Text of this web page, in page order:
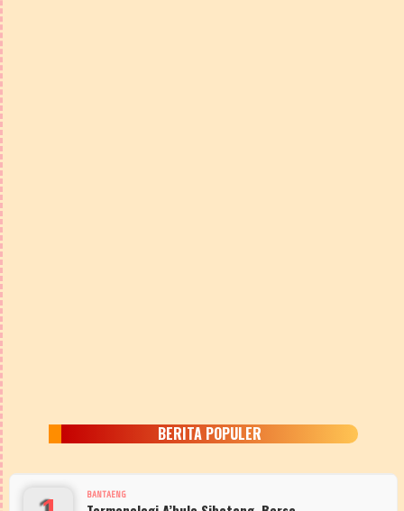
BERITA POPULER
BANTAENG